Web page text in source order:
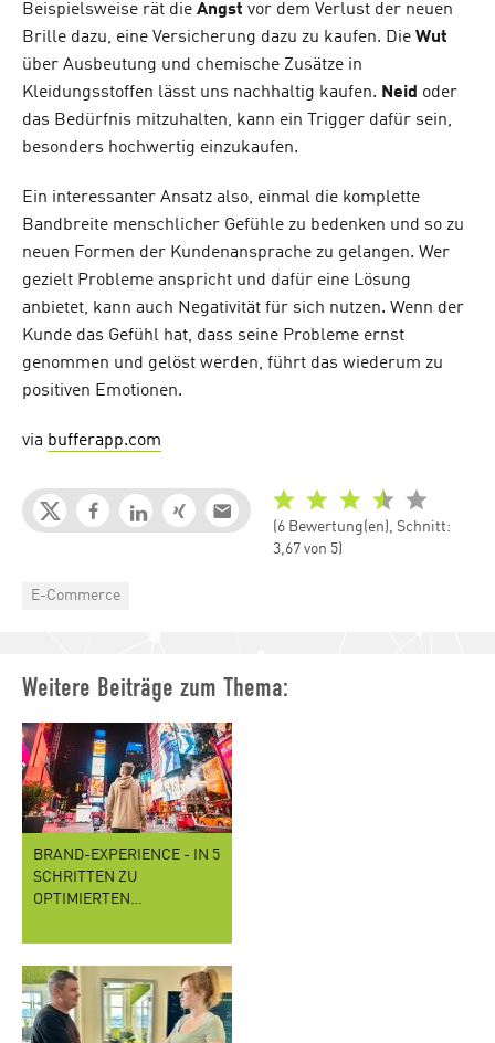
Beispielsweise rät die Angst vor dem Verlust der neuen
Brille dazu, eine Versicherung dazu zu kaufen. Die Wut
über Ausbeutung und chemische Zusätze in
Kleidungsstoffen lässt uns nachhaltig kaufen. Neid oder
das Bedürfnis mitzuhalten, kann ein Trigger dafür sein,
besonders hochwertig einzukaufen.
Ein interessanter Ansatz also, einmal die komplette
Bandbreite menschlicher Gefühle zu bedenken und so zu
neuen Formen der Kundenansprache zu gelangen. Wer
gezielt Probleme anspricht und dafür eine Lösung
anbietet, kann auch Negativität für sich nutzen. Wenn der
Kunde das Gefühl hat, dass seine Probleme ernst
genommen und gelöst werden, führt das wiederum zu
positiven Emotionen.
via bufferapp.com
(6 Bewertung(en), Schnitt:
3,67 von 5)
Categories
E-Commerce
Weitere Beiträge zum Thema:
BRAND-EXPERIENCE - IN 5
SCHRITTEN ZU
OPTIMIERTEN…